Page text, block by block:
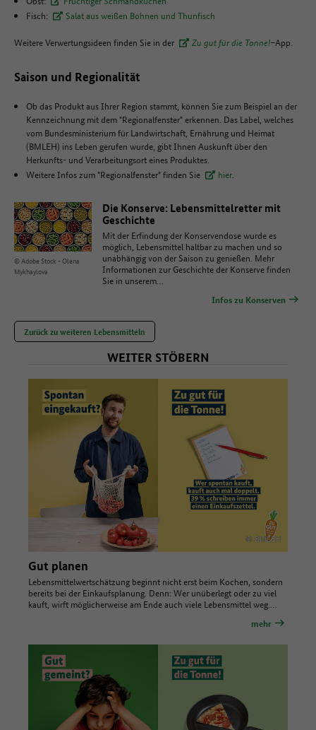
Fisch:
Salat aus weißen Bohnen und Thunfisch
Weitere Verwertungsideen finden Sie in der
Zu gut für die Tonne!–App.
Saison und Regionalität
Ob das Produkt aus Ihrer Region stammt, können Sie zum Beispiel an der
Kennzeichnung mit dem "Regionalfenster" erkennen. Das Label, welches
vom Bundesministerium für Landwirtschaft, Ernährung und Heimat
(BMLEH) ins Leben gerufen wurde, gibt Ihnen Auskunft über den
Herkunfts- und Verarbeitungsort eines Produktes.
Weitere Infos zum "Regionalfenster" finden Sie
hier.
© Adobe Stock - Olena
Mykhaylova
Die Konserve: Lebensmittelretter mit
Geschichte
Mit der Erfindung der Konservendose wurde es
möglich, Lebensmittel haltbar zu machen und so
unabhängig von der Saison zu genießen. Mehr
Informationen zur Geschichte der Konserve finden
Sie in unserem…
Infos zu Konserven
Zurück zu weiteren Lebensmitteln
WEITER STÖBERN
© BMLEH
Gut planen
Lebensmittelwertschätzung beginnt nicht erst beim Kochen, sondern
bereits bei der Einkaufsplanung. Denn: Wer unüberlegt oder zu viel
kauft, wirft möglicherweise am Ende auch viele Lebensmittel weg.…
mehr